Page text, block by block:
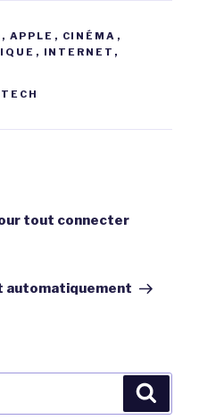
, APPLE , CINÉMA ,
, INTERNET ,
tout connecter
automatiquement